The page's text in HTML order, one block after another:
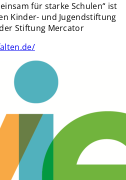
für starke Schulen“ ist
Kinder- und Jugendstiftung
Stiftung Mercator